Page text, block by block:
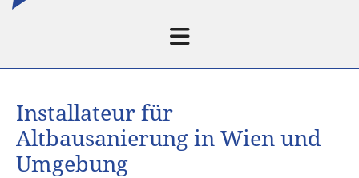
Installateur für
Altbausanierung in Wien und
Umgebung